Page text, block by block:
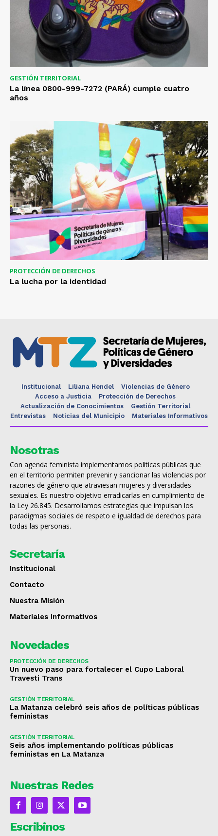
GESTIÓN TERRITORIAL
La línea 0800-999-7272 (PARÁ) cumple cuatro
años
PROTECCIÓN DE DERECHOS
La lucha por la identidad
Institucional Liliana Hendel
Violencias de Género
Acceso a Justicia
Protección de Derechos
Actualización de Conocimientos
Gestión Territorial
Entrevistas
Noticias del Municipio Materiales Informativos
Nosotras
Con agenda feminista implementamos políticas públicas que
en el territorio permiten prevenir y sancionar las violencias por
razones de género que atraviesan mujeres y diversidades
sexuales. Es nuestro objetivo erradicarlas en cumplimiento de
la Ley 26.845. Desarrollamos estrategias que impulsan los
paradigmas sociales de respeto e igualdad de derechos para
todas las personas.
Secretaría
Institucional
Contacto
Nuestra Misión
Materiales Informativos
Novedades
PROTECCIÓN DE DERECHOS
Un nuevo paso para fortalecer el Cupo Laboral
Travesti Trans
GESTIÓN TERRITORIAL
La Matanza celebró seis años de políticas públicas
feministas
GESTIÓN TERRITORIAL
Seis años implementando políticas públicas
feministas en La Matanza
Nuestras Redes
Escribinos